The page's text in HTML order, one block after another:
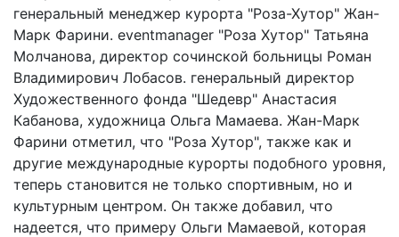
генеральный менеджер курорта "Роза-Хутор" Жан-
Марк Фарини. eventmanager "Роза Хутор" Татьяна
Молчанова, директор сочинской больницы Роман
Владимирович Лобасов. генеральный директор
Художественного фонда "Шедевр" Анастасия
Кабанова, художница Ольга Мамаева. Жан-Марк
Фарини отметил, что "Роза Хутор", также как и
другие международные курорты подобного уровня,
теперь становится не только спортивным, но и
культурным центром. Он также добавил, что
надеется, что примеру Ольги Мамаевой, которая